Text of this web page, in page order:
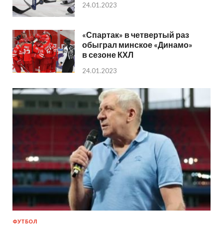
24.01.2023
«Спартак» в четвертый раз
обыграл минское «Динамо»
в сезоне КХЛ
24.01.2023
ФУТБОЛ